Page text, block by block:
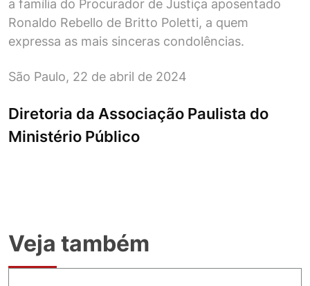
a família do Procurador de Justiça aposentado
Ronaldo Rebello de Britto Poletti, a quem
expressa as mais sinceras condolências.
São Paulo, 22 de abril de 2024
Diretoria da Associação Paulista do
Ministério Público
Veja também